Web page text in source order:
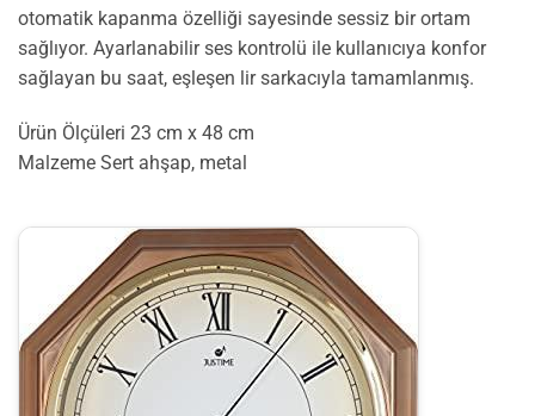
otomatik kapanma özelliği sayesinde sessiz bir ortam
sağlıyor. Ayarlanabilir ses kontrolü ile kullanıcıya konfor
sağlayan bu saat, eşleşen lir sarkacıyla tamamlanmış.
Ürün Ölçüleri 23 cm x 48 cm
Malzeme Sert ahşap, metal